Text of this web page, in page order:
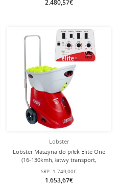
oscylator)
2.480,57€
Lobster
Lobster Maszyna do piłek Elite One
(16-130kmh, łatwy transport,
akumulator do 8h, oscylator)
SRP: 1.749,00€
1.653,67€